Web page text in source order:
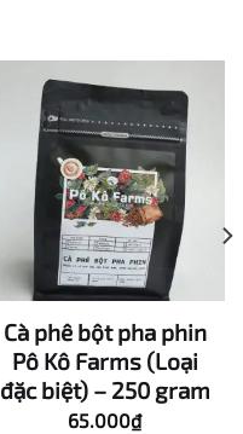
Cà phê bột pha phin
Pô Kô Farms (Loại
đặc biệt) – 250 gram
65.000₫